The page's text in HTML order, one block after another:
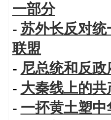
一部分
- 苏外长反对
联盟
- 尼总统和反
- 大秦线上的共
- 一抔黄土塑